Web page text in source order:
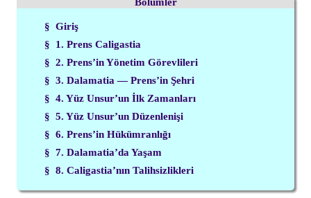
§ Giriş
§ 1. Prens Caligastia
§ 2. Prens’in Yönetim Görevlileri
§ 3. Dalamatia — Prens’in Şehri
§ 4. Yüz Unsur’un İlk Zamanları
§ 5. Yüz Unsur’un Düzenlenişi
§ 6. Prens’in Hükümranlığı
§ 7. Dalamatia’da Yaşam
§ 8. Caligastia’nın Talihsizlikleri